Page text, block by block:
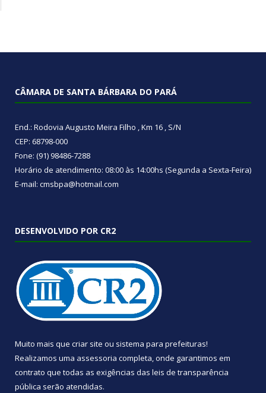
CÂMARA DE SANTA BÁRBARA DO PARÁ
End.: Rodovia Augusto Meira Filho , Km 16 , S/N
CEP: 68798-000
Fone: (91) 98486-7288
Horário de atendimento: 08:00 às 14:00hs (Segunda a Sexta-Feira)
E-mail: cmsbpa@hotmail.com
DESENVOLVIDO POR CR2
Muito mais que criar site ou sistema para prefeituras!
Realizamos uma assessoria completa, onde garantimos em
contrato que todas as exigências das leis de transparência
pública serão atendidas.